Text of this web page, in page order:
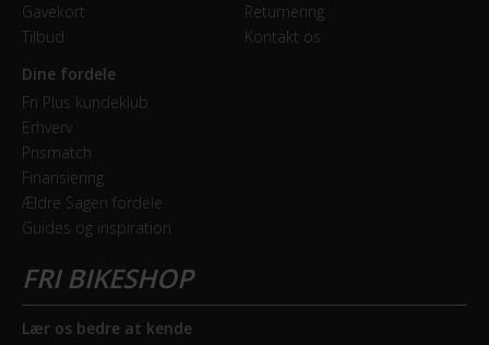
Gavekort
Tilbud
Returnering
Kontakt os
Dine fordele
Fri Plus kundeklub
Erhverv
Prismatch
Finansiering
Ældre Sagen fordele
Guides og inspiration
Lær os bedre at kende